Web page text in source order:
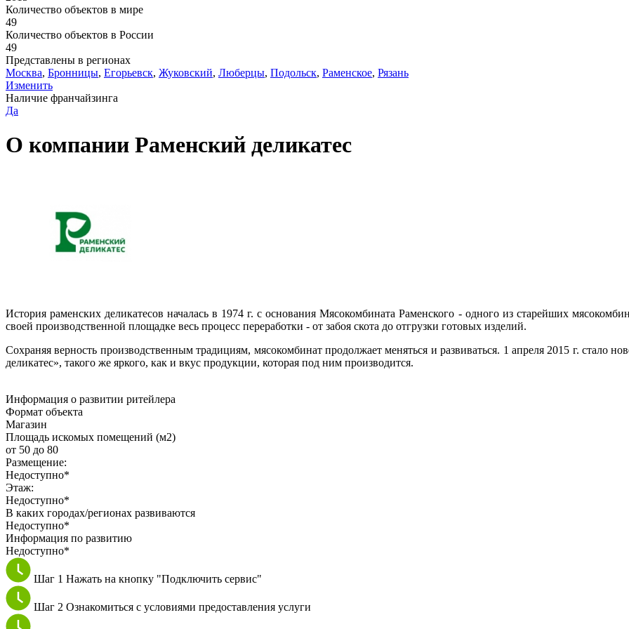
Количество объектов в мире
49
Количество объектов в России
49
Представлены в регионах
Москва, Бронницы, Егорьевск, Жуковский, Люберцы, Подольск, Раменское, Рязань
Изменить
Наличие франчайзинга
Да
О компании Раменский деликатес
История раменских деликатесов началась в 1974 г. с основания Мясокомбината Раменского - одного из старейших
своей производственной площадке весь процесс переработки - от забоя скота до отгрузки готовых изделий.
Сохраняя верность производственным традициям, мясокомбинат продолжает меняться и развиваться. 1 апреля 2015 г. стало
деликатес», такого же яркого, как и вкус продукции, которая под ним производится.
Информация о развитии ритейлера
Формат объекта
Магазин
Площадь искомых помещений (м2)
от 50 до 80
Размещение:
Недоступно*
Этаж:
Недоступно*
В каких городах/регионах развиваются
Недоступно*
Информация по развитию
Недоступно*
Шаг 1 Нажать на кнопку "Подключить сервис"
Шаг 2 Ознакомиться с условиями предоставления услуги